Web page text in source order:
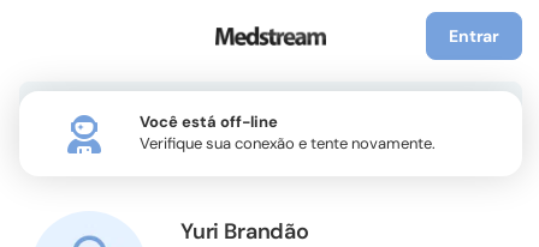
Entrar
Yuri Brandão
Você está off-line
Verifique sua conexão e tente novamente.